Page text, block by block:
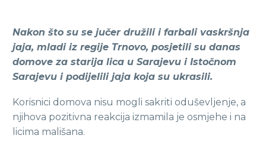
Nakon što su se jučer družili i farbali vaskršnja
jaja, mladi iz regije Trnovo, posjetili su danas
domove za starija lica u Sarajevu i Istočnom
Sarajevu i podijelili jaja koja su ukrasili.
Korisnici domova nisu mogli sakriti oduševljenje, a
njihova pozitivna reakcija izmamila je osmjehe i na
licima mališana.